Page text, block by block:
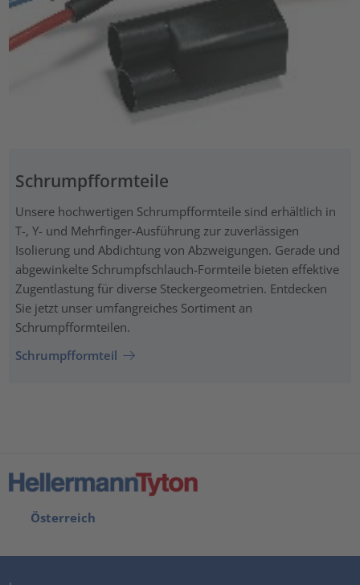
Schrumpfformteile
Unsere hochwertigen Schrumpfformteile sind erhältlich in
T-, Y- und Mehrfinger-Ausführung zur zuverlässigen
Isolierung und Abdichtung von Abzweigungen. Gerade und
abgewinkelte Schrumpfschlauch-Formteile bieten effektive
Zugentlastung für diverse Steckergeometrien. Entdecken
Sie jetzt unser umfangreiches Sortiment an
Schrumpfformteilen.
Schrumpfformteil
Österreich